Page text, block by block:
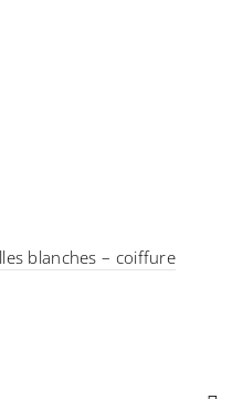
blanches – coiffure